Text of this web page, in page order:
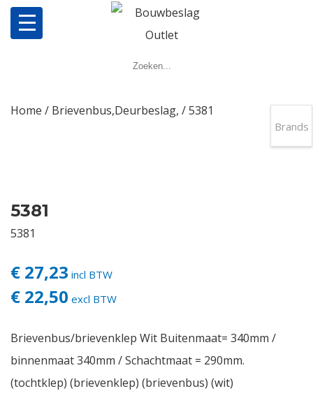
Producten
Veel gestelde vragen
Home / Brievenbus,Deurbeslag, / 5381
5381
5381
€ 27,23 incl BTW
€ 22,50 excl BTW
Brievenbus/brievenklep Wit Buitenmaat= 340mm /
binnenmaat 340mm / Schachtmaat = 290mm.
(tochtklep) (brievenklep) (brievenbus) (wit)
Brands